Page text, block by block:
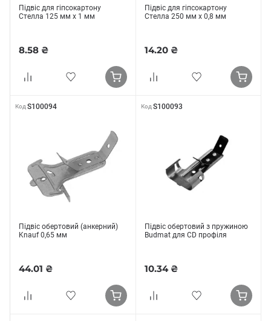
Підвіс для гіпсокартону
Стелла 125 мм х 1 мм
8.58 ₴
Підвіс для гіпсокартону
Стелла 250 мм х 0,8 мм
14.20 ₴
Код S100094
Підвіс обертовий (анкерний)
Knauf 0,65 мм
44.01 ₴
Код S100093
Підвіс обертовий з пружиною
Budmat для CD профіля
10.34 ₴